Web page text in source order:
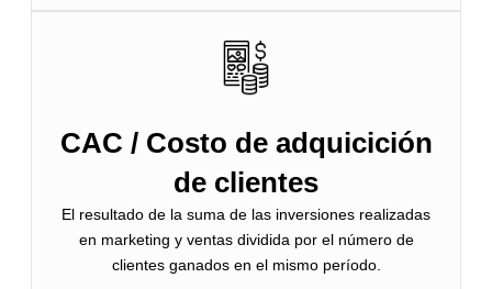
CAC / Costo de adquicición
de clientes
El resultado de la suma de las inversiones realizadas
en marketing y ventas dividida por el número de
clientes ganados en el mismo período.